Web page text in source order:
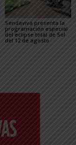
Sendaviva presenta la
programación especial
del eclipse total de Sol
del 12 de agosto